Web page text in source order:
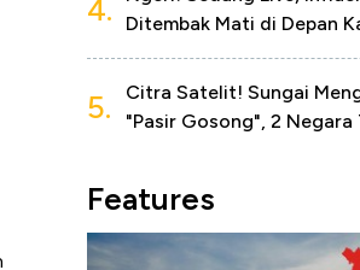
4.
Ditembak Mati di Depan
5.
Citra Satelit! Sungai
"Pasir Gosong", 2 Negara
Features